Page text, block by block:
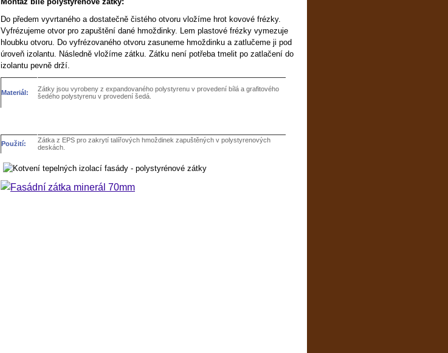
Do předem vyvrtaného a dostatečně čistého otvoru vložíme hrot kovové frézky.
Vyfrézujeme otvor pro zapuštění dané hmoždinky. Lem plastové frézky vymezuje
hloubku otvoru. Do vyfrézovaného otvoru zasuneme hmoždinku a zatlučeme ji pod
úroveň izolantu. Následně vložíme zátku. Zátku není potřeba tmelit po zatlačení do
izolantu pevně drží.
Materiál:
Zátky jsou vyrobeny z expandovaného polystyrenu v provedení bílá a grafitového
šedého polystyrenu v provedení šedá.
Použití:
Zátka z EPS pro zakrytí talířových hmoždinek zapuštěných v polystyrenových
deskách.